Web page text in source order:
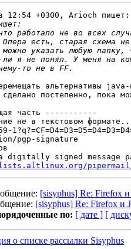
12:54 +0300, Arioch пишет:
альтернативы
постепенно, пока
часть -----------
не в текстовом
pgp-signature
digitally signed message
pipermail/
[sisyphus] Re: Firefox и
[sisyphus] Re: Firefox и
по: [ дате ] [
о списке рассылки Sisyphus